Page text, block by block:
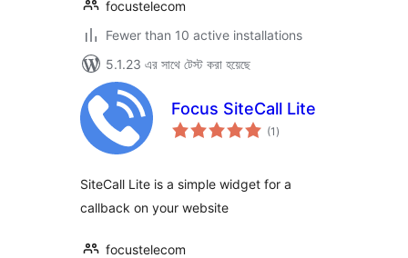
focustelecom
Fewer than 10 active installations
5.1.23 এর সাথে টেস্ট করা হয়েছে
Focus SiteCall Lite
(1 total
ratings
)
SiteCall Lite is a simple widget for a
callback on your website
focustelecom